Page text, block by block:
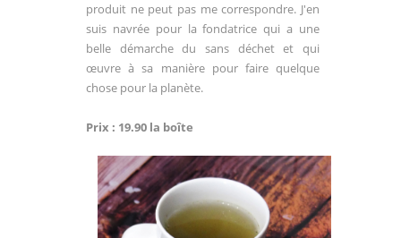
produit ne peut pas me correspondre. J'en
suis navrée pour la fondatrice qui a une
belle démarche du sans déchet et qui
œuvre à sa manière pour faire quelque
chose pour la planète.
Prix : 19.90 la boîte